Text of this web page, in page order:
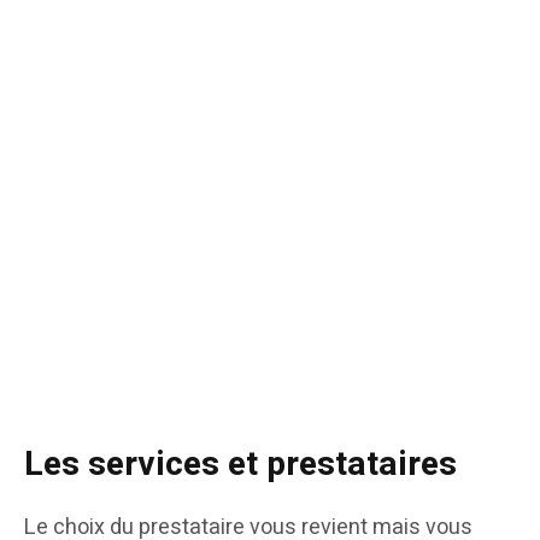
Les services et prestataires
Le choix du prestataire vous revient mais vous